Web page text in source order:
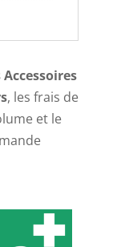
, les frais de
et le